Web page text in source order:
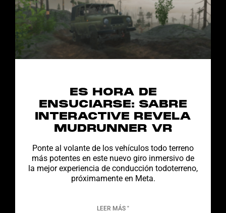
ES HORA DE
ENSUCIARSE: SABRE
INTERACTIVE REVELA
MUDRUNNER VR
Ponte al volante de los vehículos todo terreno
más potentes en este nuevo giro inmersivo de
la mejor experiencia de conducción todoterreno,
próximamente en Meta.
LEER MÁS "